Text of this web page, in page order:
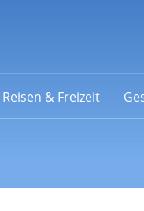
Reisen & Freizeit